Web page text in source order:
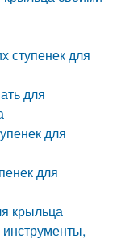
ступенек для
для
для
для
крыльца